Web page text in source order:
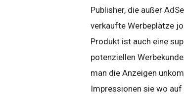
Publisher, die außer
verkaufte Werbeplätze
Produkt ist auch eine
potenziellen
man die Anzeigen
Impressionen sie wo